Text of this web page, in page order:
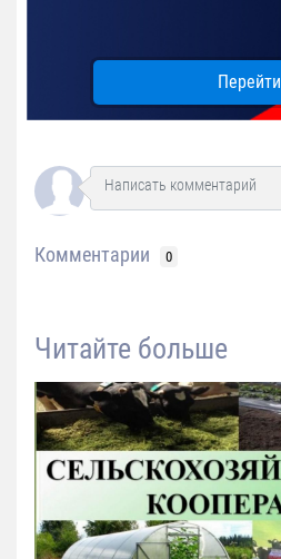
Перейти
Комментарии 0
Читайте больше